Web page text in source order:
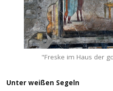
"Freske im Haus der
Unter weißen Segeln